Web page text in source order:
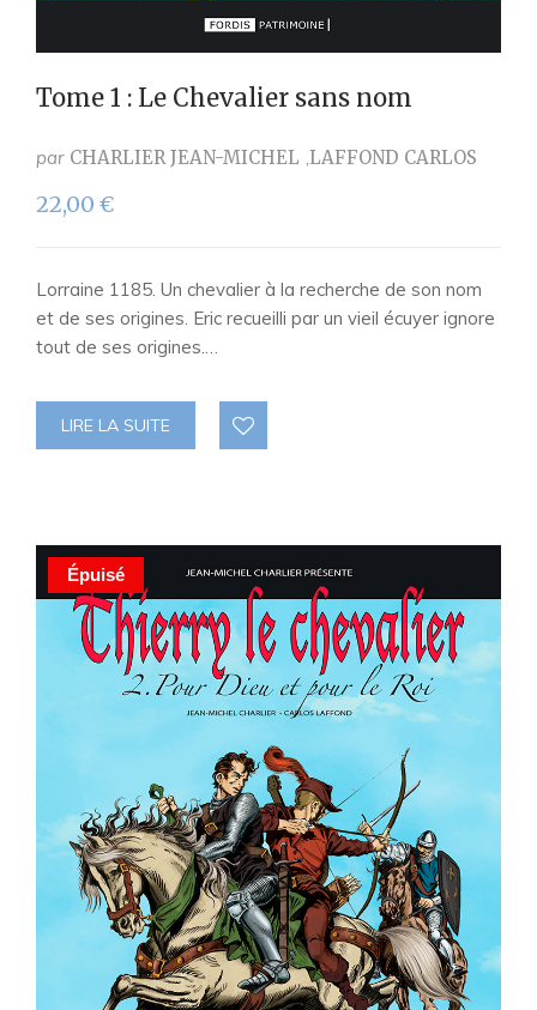
Tome 1 : Le Chevalier sans nom
par CHARLIER JEAN-MICHEL LAFFOND CARLOS
22,00 €
Lorraine 1185. Un chevalier à la recherche de son nom
et de ses origines. Eric recueilli par un vieil écuyer ignore
tout de ses origines.…
LIRE LA SUITE
Épuisé